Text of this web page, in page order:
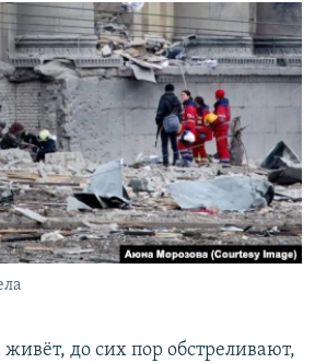
живёт, до сих пор обстреливают,